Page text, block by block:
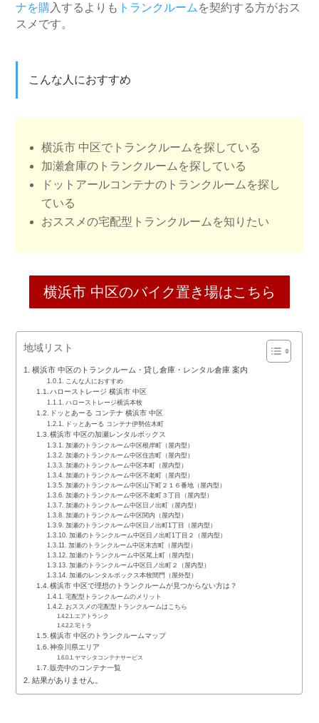
ナを購入するよりも トランクルーム を契約する方がおス
スメです。
こんな人におすすめ
横浜市 中区でトランクルームを探している
加瀬倉庫のトランクルームを探している
ドットアールコンテナのトランクルームを探し
ている
おススメの宅配型トランクルームを知りたい
横浜市 中区のバイク置き場はこちら
地域リスト
横浜市 中区のトランクルーム・貸し倉庫・レンタル倉庫 案内
こんな人におすすめ
ハローストレージ 横浜市 中区
ハローストレージ横浜本牧
ドッとあーる コンテナ 横浜市 中区
ドッとあーる コンテナ伊勢佐木町
横浜市 中区の加瀬レンタルボックス
加瀬のトランクルーム中区根岸町（屋内型）
加瀬のトランクルーム中区住吉町（屋内型）
加瀬のトランクルーム中区本町（屋内型）
加瀬のトランクルーム中区不老町（屋内型）
加瀬のトランクルーム中区山下町２１６番地（屋内型）
加瀬のトランクルーム中区不老町３丁目（屋内型）
加瀬のトランクルーム中区日ノ出町（屋内型）
加瀬のトランクルーム中区関内（屋内型）
加瀬のトランクルーム中区日ノ出町1丁目（屋内型）
加瀬のトランクルーム中区日ノ出町1丁目２（屋内型）
加瀬のトランクルーム中区末吉町（屋内型）
加瀬のトランクルーム中区尾上町（屋内型）
加瀬のトランクルーム中区日ノ出町２（屋内型）
加瀬のレンタルボックス本牧間門（屋外型）
横浜市 中区で理想のトランクルームが見つからない方は？
宅配型トランクルームのメリット
おススメの宅配型トランクルームはこちら
エアトランク
宅トラ
横浜市 中区のトランクルームマップ
神奈川県エリア
ヤマシタコンテナサービス
販売中のコンテナ一覧
結果がありません。